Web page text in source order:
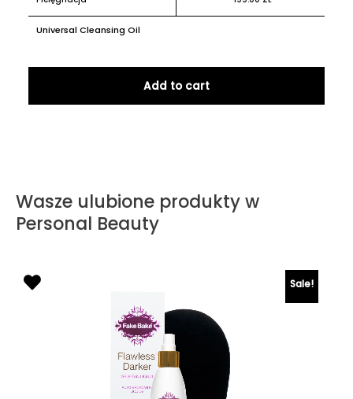
Universal Cleansing Oil
Add to cart
Wasze ulubione produkty w
Personal Beauty
Sale!